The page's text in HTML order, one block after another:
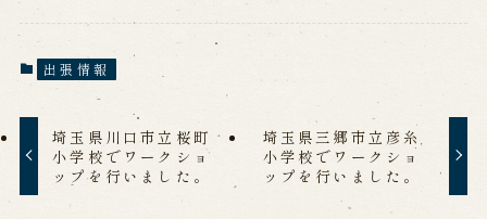
海外旅行客向け特別公演「くにうみ」
歴史
淡路島と国生み神話
出張情報
埼玉県川口市立桜町
小学校でワークショ
ップを行いました。
埼玉県三郷市立彦糸
小学校でワークショ
ップを行いました。